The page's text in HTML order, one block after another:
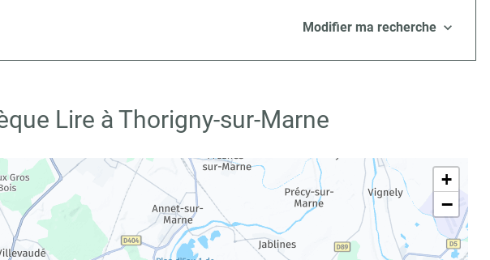
Modifier ma recherche
Lire à Thorigny-sur-Marne
+
−